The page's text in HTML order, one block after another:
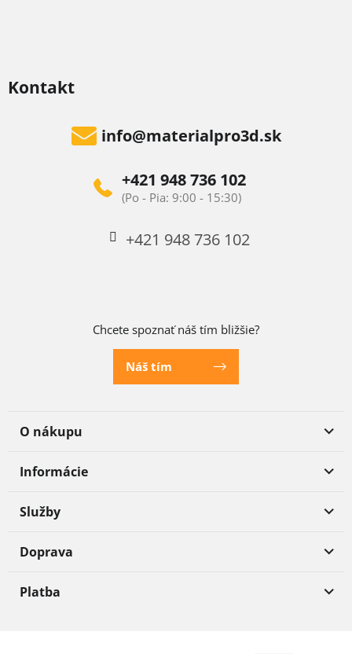
Kontakt
info@materialpro3d.sk
+421 948 736 102
+421 948 736 102
Chcete spoznať náš tím bližšie?
Náš tím
O nákupu
Informácie
Služby
Doprava
Platba